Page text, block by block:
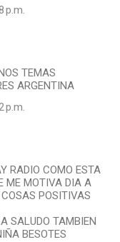
p.m.
TEMAS
ARGENTINA
p.m.
RADIO COMO ESTA
ME MOTIVA DIA A
POSITIVAS
SALUDO TAMBIEN
BESOTES